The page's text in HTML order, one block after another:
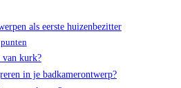
als eerste huizenbezitter
van kurk?
in je badkamerontwerp?